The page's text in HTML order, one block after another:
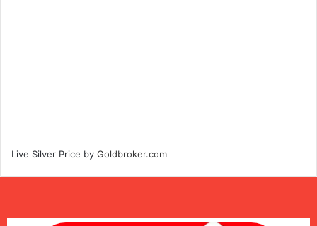
Live Silver Price by Goldbroker.com